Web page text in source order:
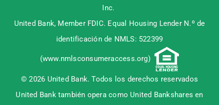
Inc.
United Bank, Member FDIC. Equal Housing Lender N.º de
identificación de NMLS: 522399
(www.nmlsconsumeraccess.org)
© 2026 United Bank. Todos los derechos reservados
United Bank también opera como United Bankshares en